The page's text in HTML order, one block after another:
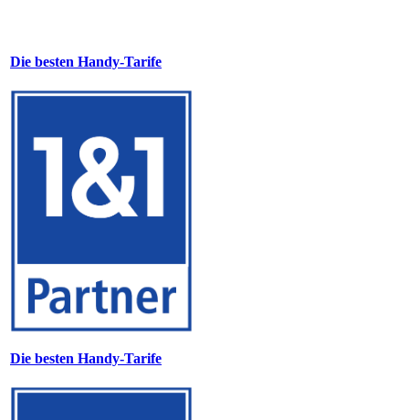
Die besten Handy-Tarife
Die besten Handy-Tarife